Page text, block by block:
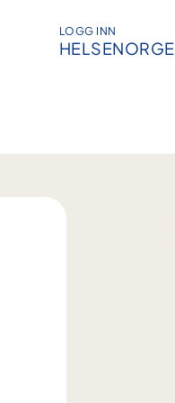
LOGG INN
HELSENORGE